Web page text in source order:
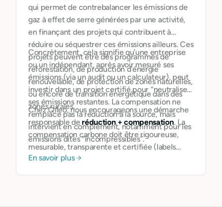
qui permet de contrebalancer les émissions de
gaz à effet de serre générées par une activité,
en finançant des projets qui contribuent à
réduire ou séquestrer ces émissions ailleurs. Ces
projets peuvent être des programmes de
reforestation, de production d’énergie
renouvelable, de protection de zones naturelles,
ou encore de transition énergétique dans des
zones rurales.
Concrètement, cela signifie qu’une entreprise
ou un indépendant, après avoir mesuré ses
émissions (via un audit ou un calculateur), peut
investir dans un projet certifié pour “neutraliser”
ses émissions restantes. La compensation ne
remplace pas la réduction à la source, mais
intervient en complément, notamment pour les
émissions dites “incompressibles”.
Chez Qileo, nous encourageons une démarche
responsable deréduction + compensation. La
compensation carbone doit être rigoureuse,
mesurable, transparente et certifiée (labels
comme Gold Standard ou Verra). Elle peut aussi
En savoir plus